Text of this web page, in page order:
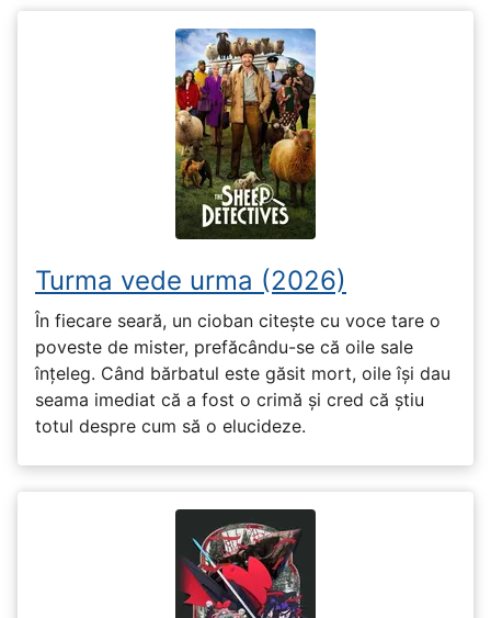
Turma vede urma (2026)
În fiecare seară, un cioban citește cu voce tare o
poveste de mister, prefăcându-se că oile sale
înțeleg. Când bărbatul este găsit mort, oile își dau
seama imediat că a fost o crimă și cred că știu
totul despre cum să o elucideze.